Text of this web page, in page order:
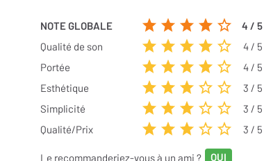
NOTE GLOBALE 4 / 5
Qualité de son
4 / 5
Portée
4 / 5
Esthétique
3 / 5
Simplicité
3 / 5
Qualité/Prix
3 / 5
Le recommanderiez-vous à un ami ?